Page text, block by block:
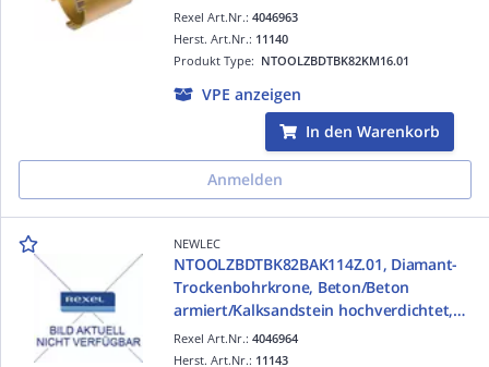
Rexel Art.Nr.:4046963
Produkt Type: NTOOLZBDTBK82KM16.01
Herst. Art.Nr.: 11140
VPE anzeigen
In den Warenkorb
Anmelden
NEWLEC
NTOOLZBDTBK82BAK114Z.01, Diamant-
Trockenbohrkrone, Beton/Beton
armiert/Kalksandstein hochverdichtet,
82mm, 1 1/4, titanium
Rexel Art.Nr.:4046964
Herst. Art.Nr.: 11143